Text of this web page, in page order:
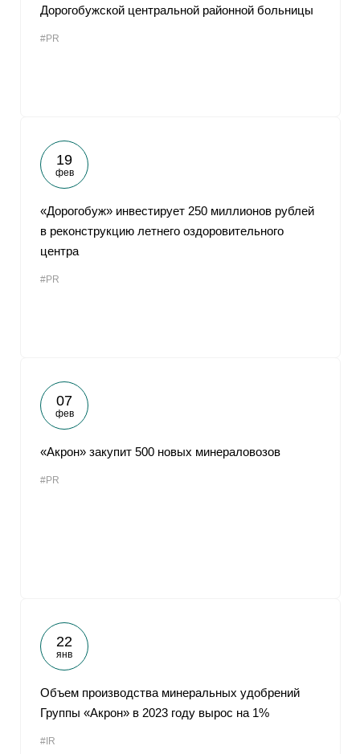
Дорогобужской центральной районной больницы
#PR
19
фев
«Дорогобуж» инвестирует 250 миллионов рублей
в реконструкцию летнего оздоровительного
центра
#PR
07
фев
«Акрон» закупит 500 новых минераловозов
#PR
22
янв
Объем производства минеральных удобрений
Группы «Акрон» в 2023 году вырос на 1%
#IR